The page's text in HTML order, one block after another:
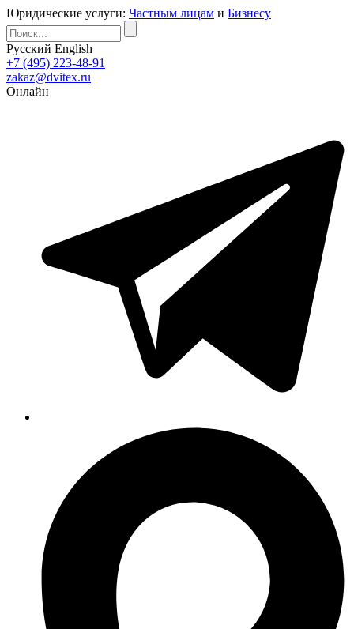
Юридические услуги: Частным лицам и Бизнесу
Русский English
+7 (495) 223-48-91
zakaz@dvitex.ru
Онлайн